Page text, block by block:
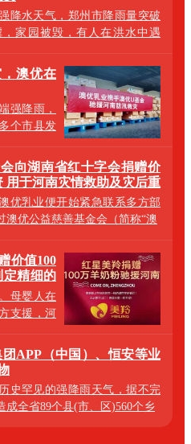
降水天气，郑州市降雨量突破
家园被毁，有人在洪水中遇
澳优在
强降雨，
个市县发
向湖南省红十字会捐赠价
用于河南灾情救助及灾后重
优乳业便开始紧急联系多方部
澳优公益慈善基金会（简称“澳
价值100
定精细的
母婴人在
支援，河
APP（中国）、恒安等业
史罕见的强降雨天气，据不完
成全省89个县(市、区)560个乡